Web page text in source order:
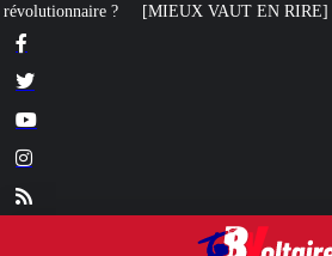
best of des socialistes Tiersen,